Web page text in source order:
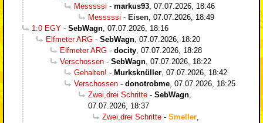
Messsssi - markus93 07.07.2026, 18:46
Messsssi - Eisen 07.07.2026, 18:49
1:0 EGY - SebWagn 07.07.2026, 18:16
Elfmeter ARG - SebWagn 07.07.2026, 18:20
Elfmeter ARG - docity 07.07.2026, 18:28
Verschossen - SebWagn 07.07.2026, 18:22
Gehalten! - Murksknüller 07.07.2026, 18:42
Verschossen - donotrobme 07.07.2026, 18:25
Zwei,drei Schritte - SebWagn
07.07.2026, 18:37
Zwei,drei Schritte - Smeller